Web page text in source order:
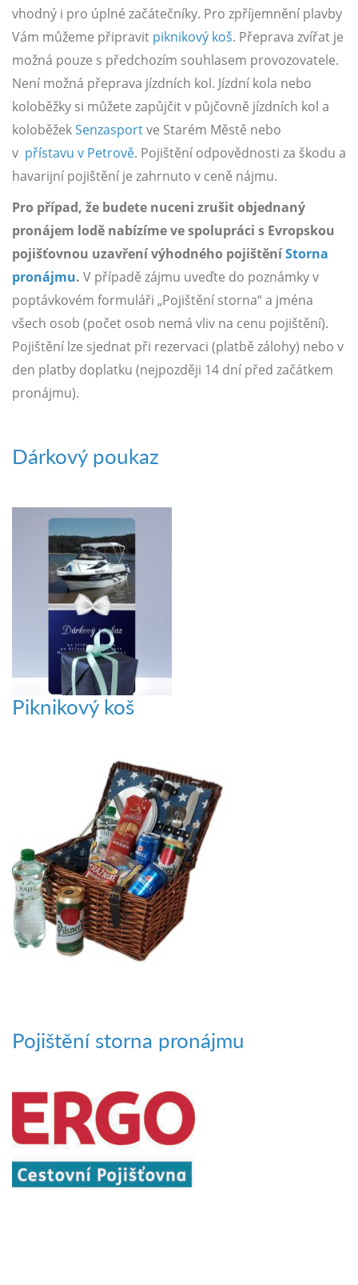
vhodný i pro úplné začátečníky. Pro zpříjemnění plavby
Vám můžeme připravit piknikový koš. Přeprava zvířat je
možná pouze s předchozím souhlasem provozovatele.
Není možná přeprava jízdních kol. Jízdní kola nebo
koloběžky si můžete zapůjčit v půjčovně jízdních kol a
koloběžekSenzasportve Starém Městě nebo
v přístavu v Petrově. Pojištění odpovědnosti za škodu a
havarijní pojištění je zahrnuto v ceně nájmu.
Pro případ, že budete nuceni zrušit objednaný
pronájem lodě nabízíme ve spolupráci s Evropskou
pojišťovnou uzavření výhodného pojištěníStorna
pronájmu. V případě zájmu uveďte do poznámky v
poptávkovém formuláři „Pojištění storna“ a jména
všech osob (počet osob nemá vliv na cenu pojištění).
Pojištění lze sjednat při rezervaci (platbě zálohy) nebo v
den platby doplatku (nejpozději 14 dní před začátkem
pronájmu).
Dárkový poukaz
Piknikový koš
Pojištění storna pronájmu